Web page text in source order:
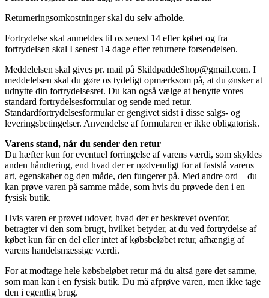
Returneringsomkostninger skal du selv afholde.
Fortrydelse skal anmeldes til os senest 14 efter købet og fra
fortrydelsen skal I senest 14 dage efter returnere forsendelsen.
Meddelelsen skal gives pr. mail på SkildpaddeShop@gmail.com. I
meddelelsen skal du gøre os tydeligt opmærksom på, at du ønsker at
udnytte din fortrydelsesret. Du kan også vælge at benytte vores
standard fortrydelsesformular og sende med retur.
Standardfortrydelsesformular er gengivet sidst i disse salgs- og
leveringsbetingelser. Anvendelse af formularen er ikke obligatorisk.
Varens stand, når du sender den retur
Du hæfter kun for eventuel forringelse af varens værdi, som skyldes
anden håndtering, end hvad der er nødvendigt for at fastslå varens
art, egenskaber og den måde, den fungerer på. Med andre ord – du
kan prøve varen på samme måde, som hvis du prøvede den i en
fysisk butik.
Hvis varen er prøvet udover, hvad der er beskrevet ovenfor,
betragter vi den som brugt, hvilket betyder, at du ved fortrydelse af
købet kun får en del eller intet af købsbeløbet retur, afhængig af
varens handelsmæssige værdi.
For at modtage hele købsbeløbet retur må du altså gøre det samme,
som man kan i en fysisk butik. Du må afprøve varen, men ikke tage
den i egentlig brug.